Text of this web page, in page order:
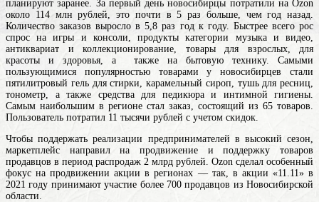
планируют заранее. За первый день новосибирцы потратили на Ozon
около 114 млн рублей, это почти в 5 раз больше, чем год назад.
Количество заказов выросло в 5,8 раз год к году. Быстрее всего рос
спрос на игры и консоли, продукты категории музыка и видео,
антиквариат и коллекционирование, товары для взрослых, для
красоты и здоровья, а также на бытовую технику. Самыми
пользующимися популярностью товарами у новосибирцев стали
пятилитровый гель для стирки, карамельный сироп, тушь для ресниц,
тонометр, а также средства для педикюра и интимной гигиены.
Самым наибольшим в регионе стал заказ, состоящий из 65 товаров.
Пользователь потратил 11 тысячи рублей с учетом скидок.
Чтобы поддержать реализации предпринимателей в высокий сезон,
маркетплейс направил на продвижение и поддержку товаров
продавцов в период распродаж 2 млрд рублей. Ozon сделал особенный
фокус на продвижении акции в регионах — так, в акции «11.11» в
2021 году принимают участие более 700 продавцов из Новосибирской
области.